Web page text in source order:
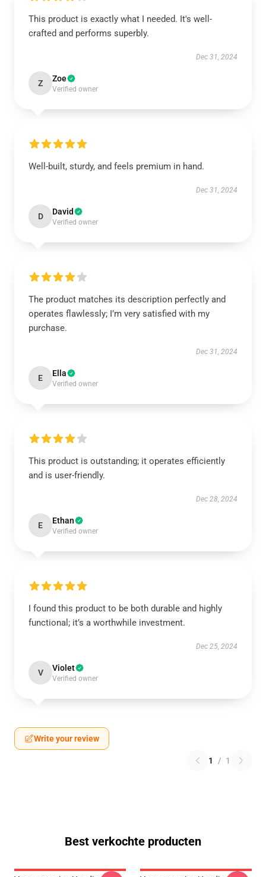
This product is exactly what I needed. It's well-
crafted and performs superbly.
Dec 31, 2024
Z Zoe
Verified owner
Well-built, sturdy, and feels premium in hand.
Dec 31, 2024
D David
Verified owner
The product matches its description perfectly and
operates flawlessly; I’m very satisfied with my
purchase.
Dec 31, 2024
E Ella
Verified owner
This product is outstanding; it operates efficiently
and is user-friendly.
Dec 28, 2024
E Ethan
Verified owner
I found this product to be both durable and highly
functional; it’s a worthwhile investment.
Dec 25, 2024
V Violet
Verified owner
Write your review
1 / 1
Best verkochte producten